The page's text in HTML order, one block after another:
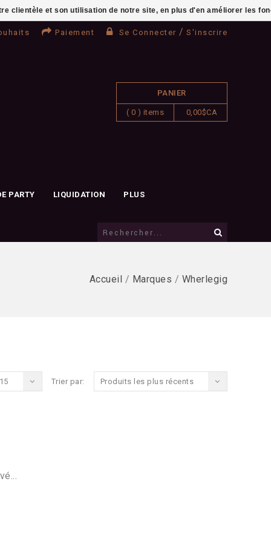
Paiement Se Connecter / S'inscrire
PANIER
( 0 ) items 0,00$CA
PARTY LIQUIDATION PLUS
Accueil / Marques / Wherlegig
Trier par: Produits les plus récents
clientèle et son utilisation de notre site, en plus d'en améliorer les